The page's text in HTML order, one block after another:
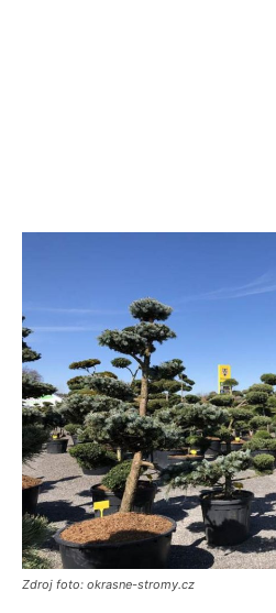
Zdroj foto: okrasne-stromy.cz